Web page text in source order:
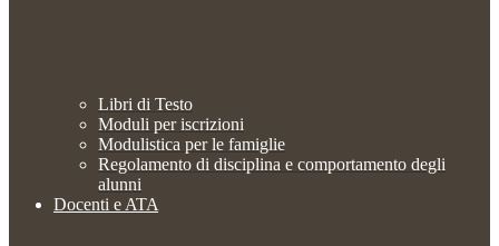
Libri di Testo
Moduli per iscrizioni
Modulistica per le famiglie
Regolamento di disciplina e comportamento degli
alunni
Docenti e ATA